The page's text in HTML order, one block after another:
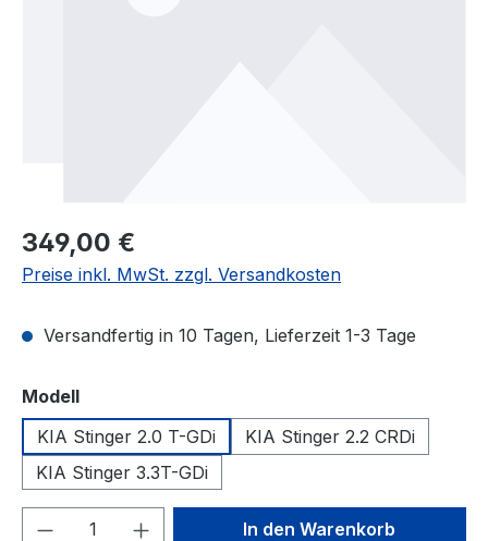
Regulärer Preis:
349,00 €
Preise inkl. MwSt. zzgl. Versandkosten
Versandfertig in 10 Tagen, Lieferzeit 1-3 Tage
Modellauswählen
KIA Stinger 2.0 T-GDi
KIA Stinger 2.2 CRDi
KIA Stinger 3.3T-GDi
Produkt Anzahl: Gib denIn den Warenkorb